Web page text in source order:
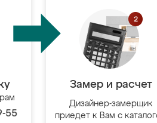
55
Замер и расчет
Дизайнер-замерщик
приедет к Вам с